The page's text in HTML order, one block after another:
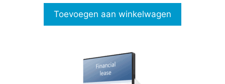
5
Toevoegen aan winkelwagen